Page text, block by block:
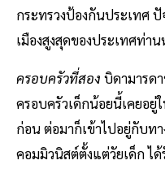
กระทรวงป้องกันประเทศ
เมืองสูงสุดของประเทศท่า
ครอบครัวที่สอง บิดามารด
ครอบครัวเด็กน้อยนี้เคยอยู่
ก่อน ต่อมาก็เข้าไปอยู่กับท
คอมมิวนิสต์ตั้งแต่วัยเด็ก ไ